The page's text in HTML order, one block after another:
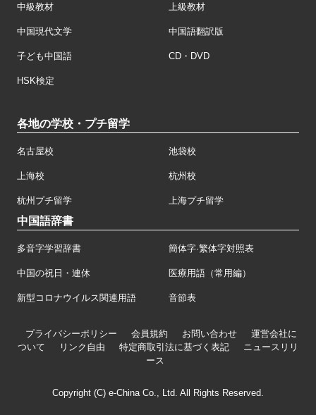
中級教材 上級教材
中国現代文学 中国語翻訳版
子ども中国語 CD・DVD
HSK検定
各地の学校・プチ留学
名古屋校 池袋校
上海校 杭州校
杭州プチ留学 上海プチ留学
中国語辞書
多音字学習辞書 簡体字·繁体字対照表
中国の祝日・連休 医療用語（常用編）
新型コロナウイルス関連用語 音節表
プライバシーポリシー 会員規約 お問い合わせ
運営会社に
ついて
リンク自由 特定商取引法に基づく表記
ニュースリリ
ース
Copyright (C) e-China Co., Ltd. All Rights Reserved.